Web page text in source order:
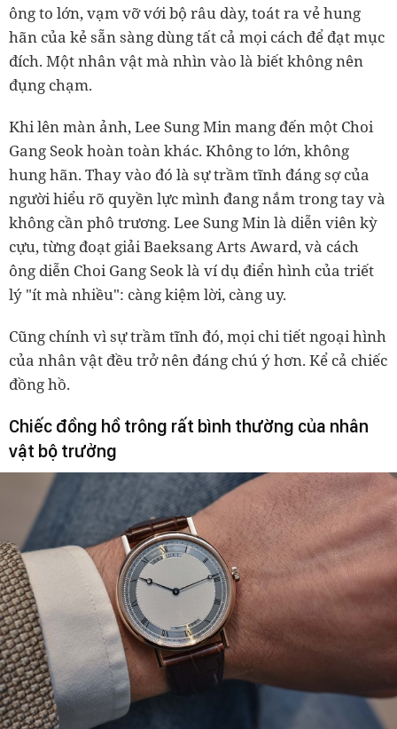
ông to lớn, vạm vỡ với bộ râu dày, toát ra vẻ hung
hãn của kẻ sẵn sàng dùng tất cả mọi cách để đạt mục
đích. Một nhân vật mà nhìn vào là biết không nên
đụng chạm.
Khi lên màn ảnh, Lee Sung Min mang đến một Choi
Gang Seok hoàn toàn khác. Không to lớn, không
hung hãn. Thay vào đó là sự trầm tĩnh đáng sợ của
người hiểu rõ quyền lực mình đang nắm trong tay và
không cần phô trương. Lee Sung Min là diễn viên kỳ
cựu, từng đoạt giải Baeksang Arts Award, và cách
ông diễn Choi Gang Seok là ví dụ điển hình của triết
lý "ít mà nhiều": càng kiệm lời, càng uy.
Cũng chính vì sự trầm tĩnh đó, mọi chi tiết ngoại hình
của nhân vật đều trở nên đáng chú ý hơn. Kể cả chiếc
đồng hồ.
Chiếc đồng hồ trông rất bình thường của nhân
vật bộ trưởng